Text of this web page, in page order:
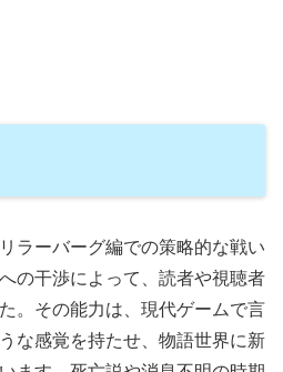
ラーバーグ編での策略的な戦い
の干渉によって、読者や視聴者
。その能力は、現代ゲームで言
な感覚を持たせ、物語世界に新